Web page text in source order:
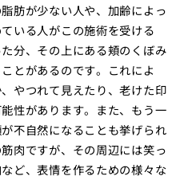
肪が少ない人や、加齢によっ
いる人がこの施術を受ける
分、その上にある頬のくぼみ
とがあるのです。これによ
やつれて見えたり、老けた印
性があります。また、もう一
不自然になることも挙げられ
肉ですが、その周辺には笑っ
ど、表情を作るための様々な